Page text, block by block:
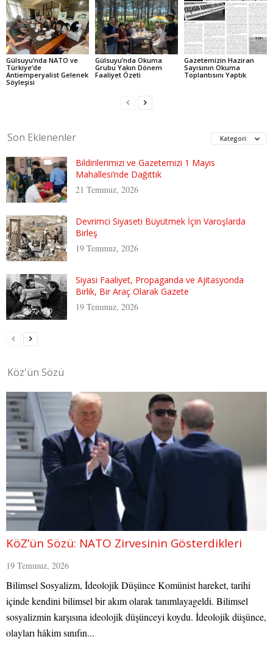
Gülsuyu’nda NATO ve
Türkiye’de
Antiemperyalist Gelenek
Söyleşisi
Gülsuyu’nda Okuma
Grubu Yakın Dönem
Faaliyet Özeti
Gazetemizin Haziran
Sayısının Okuma
Toplantısını Yaptık
Son Eklenenler Kategori:
Bildirilerimizi ve Gazetemizi 1 Mayıs
Mahallesi’nde Dağıttık
21 Temmuz, 2026
Devrimci Siyaseti Büyütmek İçin Varoşlarda
Birleş
19 Temmuz, 2026
Siyasi Faaliyet, Propaganda ve Ajitasyonda
Birlik, Bir Araç Olarak Gazete
19 Temmuz, 2026
Köz'ün Sözü
KöZ’ün Sözü: NATO Zirvesinin Gösterdikleri
19 Temmuz, 2026
Bilimsel Sosyalizm, İdeolojik Düşünce Komünist hareket, tarihi
içinde kendini bilimsel bir akım olarak tanımlayageldi. Bilimsel
sosyalizmin karşısına ideolojik düşünceyi koydu. İdeolojik düşünce,
olayları hâkim sınıfın...